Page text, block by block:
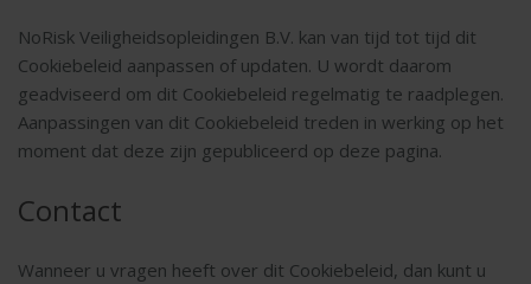
NoRisk Veiligheidsopleidingen B.V. kan van tijd tot tijd dit
Cookiebeleid aanpassen of updaten. U wordt daarom
geadviseerd om dit Cookiebeleid regelmatig te raadplegen.
Aanpassingen van dit Cookiebeleid treden in werking op het
moment dat deze zijn gepubliceerd op deze pagina.
Contact
Wanneer u vragen heeft over dit Cookiebeleid, dan kunt u